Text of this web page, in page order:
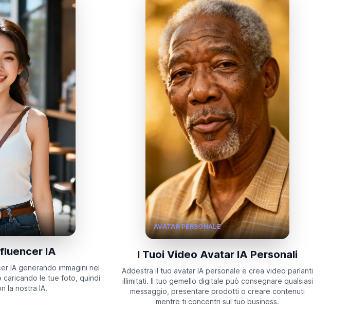
IA
IA generando immagini nel
caricando le tue foto, quindi
la nostra IA.
AVATAR PERSONALE
I Tuoi Video Avatar IA Personali
Addestra il tuo avatar IA personale e crea video parlanti
illimitati. Il tuo gemello digitale può consegnare qualsiasi
messaggio, presentare prodotti o creare contenuti
mentre ti concentri sul tuo business.